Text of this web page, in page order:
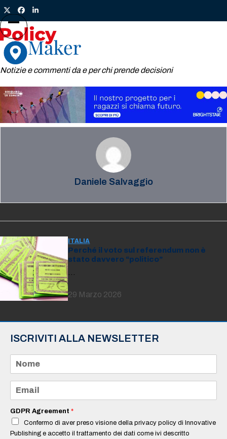
Skip
to
content
TwitterFacebook
LinkedIn
Notizie e commenti da e per chi prende decisioni
Open
mobile
menu
Close
mobile
menu
Daniele Salvaggio
ITALIA
Perché il voto sul referendum non è
stato davvero “politico”
29 Marzo 2026
ISCRIVITI ALLA NEWSLETTER
m
e
a
i
*
GDPR Agreement *
Confermo di aver preso visione della privacy policy di Innovative
Publishing e accetto il trattamento dei dati come ivi descritto